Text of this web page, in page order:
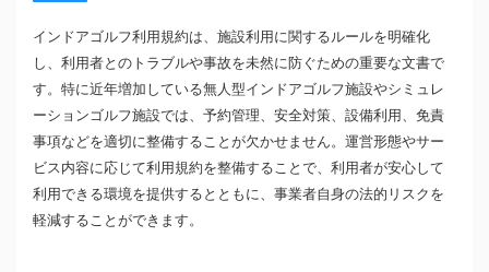
インドアゴルフ利用規約は、施設利用に関するルールを明確化
し、利用者とのトラブルや事故を未然に防ぐための重要な文書で
す。特に近年増加している無人型インドアゴルフ施設やシミュレ
ーションゴルフ施設では、予約管理、安全対策、設備利用、免責
事項などを適切に整備することが欠かせません。運営形態やサー
ビス内容に応じて利用規約を整備することで、利用者が安心して
利用できる環境を提供するとともに、事業者自身の法的リスクを
軽減することができます。